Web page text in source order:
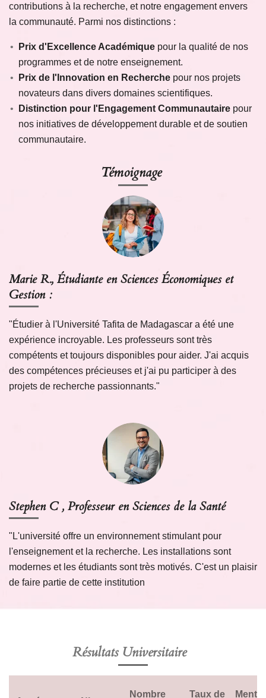
contributions à la recherche, et notre engagement envers
la communauté. Parmi nos distinctions :
Prix d'Excellence Académiquepour la qualité de nos
programmes et de notre enseignement.
Prix de l'Innovation en Recherchepour nos projets
novateurs dans divers domaines scientifiques.
Distinction pour l'Engagement Communautairepour
nos initiatives de développement durable et de soutien
communautaire.
Témoignage
Marie R., Étudiante en Sciences Économiques et
Gestion:
"Étudier à l'Université Tafita de Madagascar a été une
expérience incroyable. Les professeurs sont très
compétents et toujours disponibles pour aider. J'ai acquis
des compétences précieuses et j'ai pu participer à des
projets de recherche passionnants."
Stephen C , Professeur en Sciences de la Santé
"L'université offre un environnement stimulant pour
l'enseignement et la recherche. Les installations sont
modernes et les étudiants sont très motivés. C'est un plaisir
de faire partie de cette institution
Résultats Universitaire
Nombre Taux de